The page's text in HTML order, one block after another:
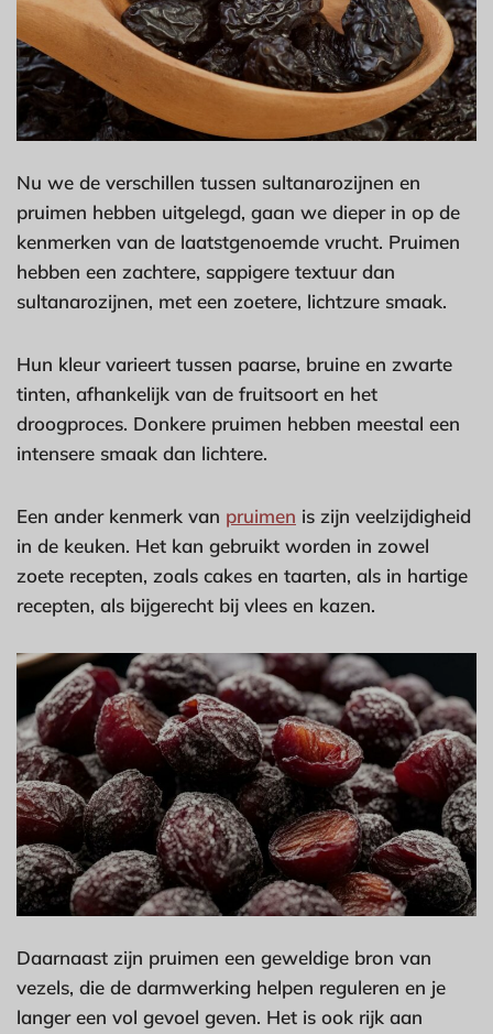
Nu we de verschillen tussen sultanarozijnen en
pruimen hebben uitgelegd, gaan we dieper in op de
kenmerken van de laatstgenoemde vrucht. Pruimen
hebben een zachtere, sappigere textuur dan
sultanarozijnen, met een zoetere, lichtzure smaak.
Hun kleur varieert tussen paarse, bruine en zwarte
tinten, afhankelijk van de fruitsoort en het
droogproces. Donkere pruimen hebben meestal een
intensere smaak dan lichtere.
Een ander kenmerk van pruimen is zijn veelzijdigheid
in de keuken. Het kan gebruikt worden in zowel
zoete recepten, zoals cakes en taarten, als in hartige
recepten, als bijgerecht bij vlees en kazen.
Daarnaast zijn pruimen een geweldige bron van
vezels, die de darmwerking helpen reguleren en je
langer een vol gevoel geven. Het is ook rijk aan